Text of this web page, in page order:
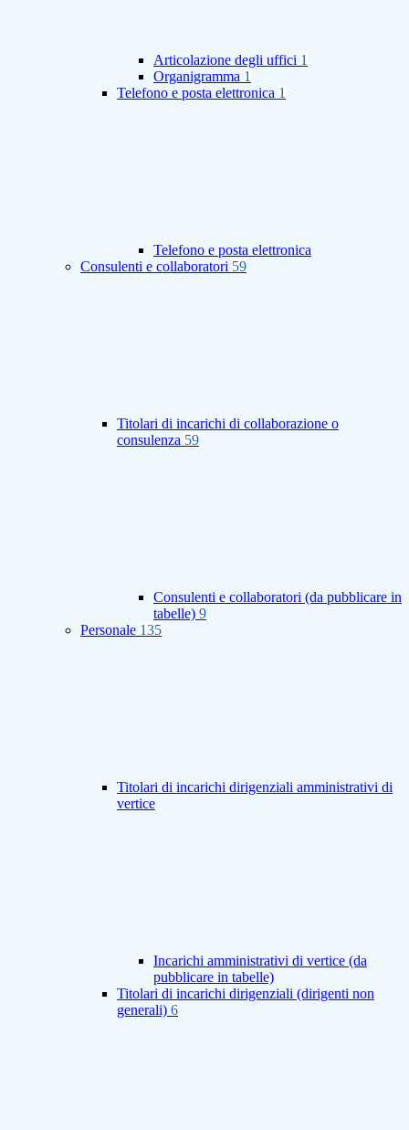
Articolazione degli uffici 1
Organigramma 1
Telefono e posta elettronica 1
Telefono e posta elettronica
Consulenti e collaboratori 59
Titolari di incarichi di collaborazione o
consulenza 59
Consulenti e collaboratori (da pubblicare in
tabelle) 9
Personale 135
Titolari di incarichi dirigenziali amministrativi di
vertice
Incarichi amministrativi di vertice (da
pubblicare in tabelle)
Titolari di incarichi dirigenziali (dirigenti non
generali) 6